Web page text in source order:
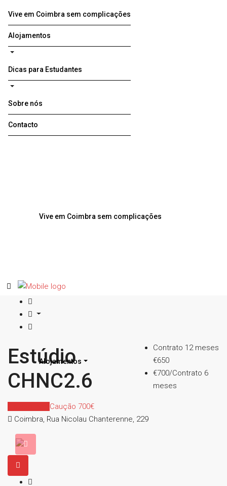
Vive em Coimbra sem complicações
Alojamentos
Dicas para Estudantes
Sobre nós
Contacto
Vive em Coimbra sem complicações
Alojamentos
Estúdio
CHNC2.6
Contrato 12 meses
€650
€700/Contrato 6
meses
Caução 700€
Coimbra, Rua Nicolau Chanterenne, 229